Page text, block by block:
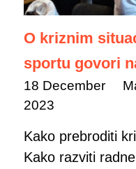
O kriznim
sportu govori
18 December
2023
Kako prebroditi
Kako razviti